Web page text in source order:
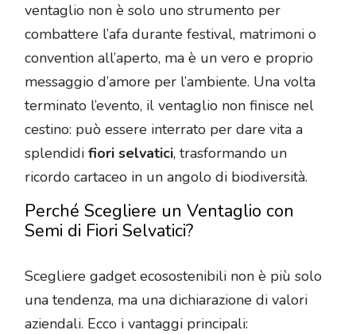
ventaglio non è solo uno strumento per
combattere l’afa durante festival, matrimoni o
convention all’aperto, ma è un vero e proprio
messaggio d’amore per l’ambiente. Una volta
terminato l’evento, il ventaglio non finisce nel
cestino: può essere interrato per dare vita a
splendidi fiori selvatici, trasformando un
ricordo cartaceo in un angolo di biodiversità.
Perché Scegliere un Ventaglio con
Semi di Fiori Selvatici?
Scegliere gadget ecosostenibili non è più solo
una tendenza, ma una dichiarazione di valori
aziendali. Ecco i vantaggi principali: